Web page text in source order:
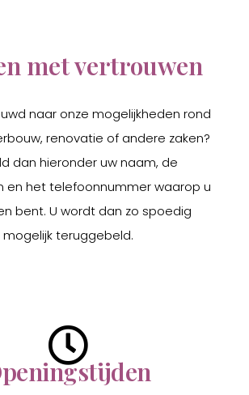
met vertrouwen
naar onze mogelijkheden rond
renovatie of andere zaken?
dan hieronder uw naam, de
en het telefoonnummer waarop u
bent. U wordt dan zo spoedig
mogelijk teruggebeld.